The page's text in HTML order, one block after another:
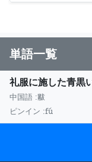
単語一覧
礼服に施した青黒
中国語 :黻
ピンイン :fú